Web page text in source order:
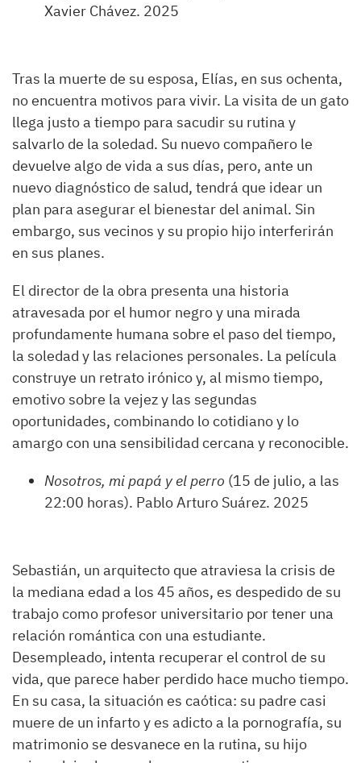
Xavier Chávez. 2025
Tras la muerte de su esposa, Elías, en sus ochenta,
no encuentra motivos para vivir. La visita de un gato
llega justo a tiempo para sacudir su rutina y
salvarlo de la soledad. Su nuevo compañero le
devuelve algo de vida a sus días, pero, ante un
nuevo diagnóstico de salud, tendrá que idear un
plan para asegurar el bienestar del animal. Sin
embargo, sus vecinos y su propio hijo interferirán
en sus planes.
El director de la obra presenta una historia
atravesada por el humor negro y una mirada
profundamente humana sobre el paso del tiempo,
la soledad y las relaciones personales. La película
construye un retrato irónico y, al mismo tiempo,
emotivo sobre la vejez y las segundas
oportunidades, combinando lo cotidiano y lo
amargo con una sensibilidad cercana y reconocible.
Nosotros, mi papá y el perro (15 de julio, a las
22:00 horas). Pablo Arturo Suárez. 2025
Sebastián, un arquitecto que atraviesa la crisis de
la mediana edad a los 45 años, es despedido de su
trabajo como profesor universitario por tener una
relación romántica con una estudiante.
Desempleado, intenta recuperar el control de su
vida, que parece haber perdido hace mucho tiempo.
En su casa, la situación es caótica: su padre casi
muere de un infarto y es adicto a la pornografía, su
matrimonio se desvanece en la rutina, su hijo